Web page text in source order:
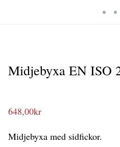
Midjebyxa EN ISO
648,00kr
Midjebyxa med sidfickor.